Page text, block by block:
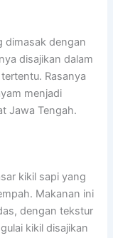
dimasak dengan
disajikan dalam
Rasanya
menjadi
Jawa Tengah.
kikil sapi yang
Makanan ini
dengan tekstur
kikil disajikan